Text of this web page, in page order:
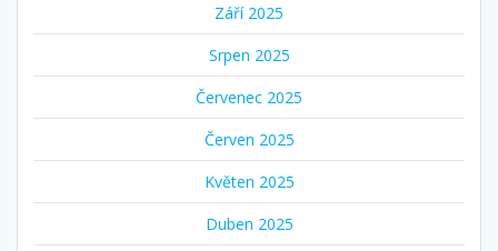
Září 2025
Srpen 2025
Červenec 2025
Červen 2025
Květen 2025
Duben 2025